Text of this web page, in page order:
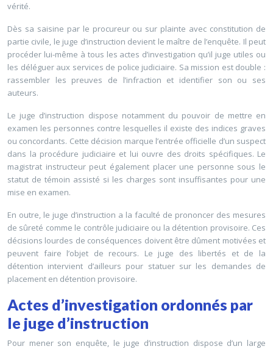
vérité.
Dès sa saisine par le procureur ou sur plainte avec constitution de
partie civile, le juge d’instruction devient le maître de l’enquête. Il peut
procéder lui-même à tous les actes d’investigation qu’il juge utiles ou
les déléguer aux services de police judiciaire. Sa mission est double :
rassembler les preuves de l’infraction et identifier son ou ses
auteurs.
Le juge d’instruction dispose notamment du pouvoir de mettre en
examen les personnes contre lesquelles il existe des indices graves
ou concordants. Cette décision marque l’entrée officielle d’un suspect
dans la procédure judiciaire et lui ouvre des droits spécifiques. Le
magistrat instructeur peut également placer une personne sous le
statut de témoin assisté si les charges sont insuffisantes pour une
mise en examen.
En outre, le juge d’instruction a la faculté de prononcer des mesures
de sûreté comme le contrôle judiciaire ou la détention provisoire. Ces
décisions lourdes de conséquences doivent être dûment motivées et
peuvent faire l’objet de recours. Le juge des libertés et de la
détention intervient d’ailleurs pour statuer sur les demandes de
placement en détention provisoire.
Actes d’investigation ordonnés par
le juge d’instruction
Pour mener son enquête, le juge d’instruction dispose d’un large